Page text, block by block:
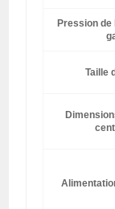
Pression de
Taille